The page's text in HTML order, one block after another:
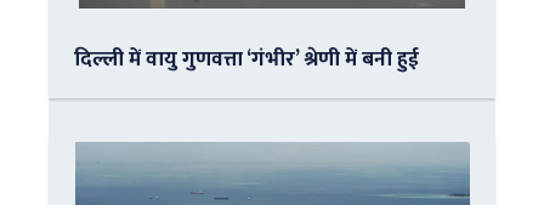
दिल्ली में वायु गुणवत्ता ‘गंभीर’ श्रेणी में बनी हुई